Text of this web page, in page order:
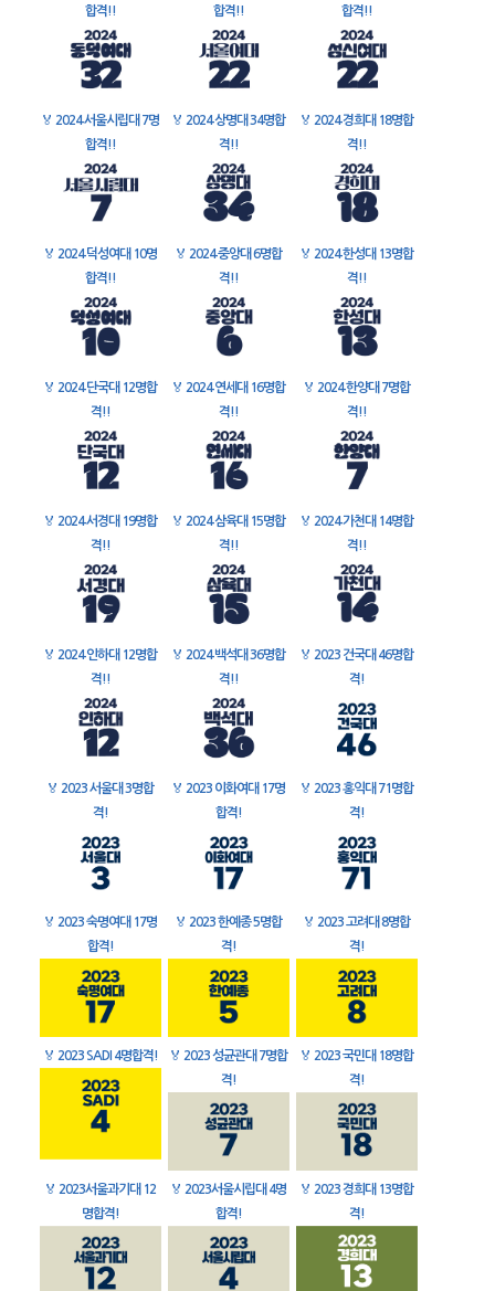
합격!!
합격!!
합격!!
🏅 2024 서울시립대 7명
합격!!
🏅 2024 상명대 34명합
격!!
🏅 2024 경희대 18명합
격!!
🏅 2024 덕성여대 10명
합격!!
🏅 2024 중앙대 6명합
격!!
🏅 2024 한성대 13명합
격!!
🏅 2024 단국대 12명합
격!!
🏅 2024 연세대 16명합
격!!
🏅 2024 한양대 7명합
격!!
🏅 2024 서경대 19명합
격!!
🏅 2024 삼육대 15명합
격!!
🏅 2024 가천대 14명합
격!!
🏅 2024 인하대 12명합
격!!
🏅 2024 백석대 36명합
격!!
🏅 2023 건국대 46명합
격!
🏅 2023 서울대 3명합
격!
🏅 2023 이화여대 17명
합격!
🏅 2023 홍익대 71명합
격!
🏅 2023 숙명여대 17명
합격!
🏅 2023 한예종 5명합
격!
🏅 2023 고려대 8명합
격!
🏅 2023 SADI 4명합격! 🏅 2023 성균관대 7명합
격!
🏅 2023 국민대 18명합
격!
🏅 2023서울과기대 12
명합격!
🏅 2023서울시립대 4명
합격!
🏅 2023 경희대 13명합
격!